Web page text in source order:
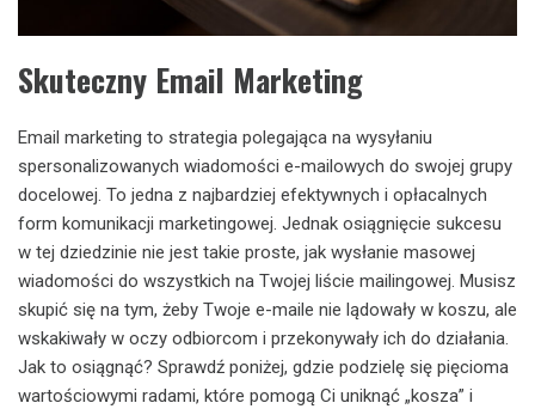
Skuteczny Email Marketing
Email marketing to strategia polegająca na wysyłaniu
spersonalizowanych wiadomości e-mailowych do swojej grupy
docelowej. To jedna z najbardziej efektywnych i opłacalnych
form komunikacji marketingowej. Jednak osiągnięcie sukcesu
w tej dziedzinie nie jest takie proste, jak wysłanie masowej
wiadomości do wszystkich na Twojej liście mailingowej. Musisz
skupić się na tym, żeby Twoje e-maile nie lądowały w koszu, ale
wskakiwały w oczy odbiorcom i przekonywały ich do działania.
Jak to osiągnąć? Sprawdź poniżej, gdzie podzielę się pięcioma
wartościowymi radami, które pomogą Ci uniknąć „kosza” i